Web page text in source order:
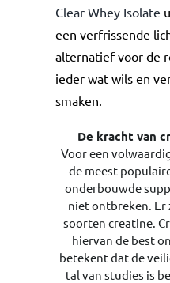
Clear Whey Isolate
een verfrissende
alternatief voor de
ieder wat wils en
smaken.
De kracht van
Voor een
de meest
onderbouwde
niet ontbreken. Er
soorten creatine.
hiervan de best
betekent dat de
tal van studies is